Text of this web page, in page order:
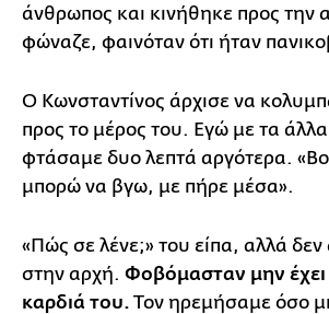
άνθρωπος και κινήθηκε προς την
φώναζε, φαινόταν ότι ήταν
Ο Κωνσταντίνος άρχισε να
προς το μέρος του. Εγώ με τα άλλα
φτάσαμε δυο λεπτά αργότερα.
μπορώ να βγω, με πήρε μέσα».
«Πώς σε λένε;» του είπα, αλλά
στην αρχή. Φοβόμασταν μην έχει
καρδιά του. Τον ηρεμήσαμε όσο